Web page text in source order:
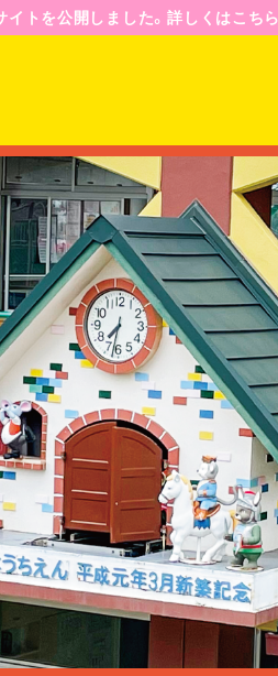
イトを公開しました。詳しくはこちら
のようす
園の一日
年間行事予定
園案内
募集要項
Q&A